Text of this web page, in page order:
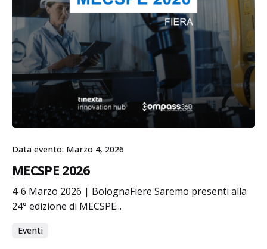
Data evento: Marzo 4, 2026
MECSPE 2026
4-6 Marzo 2026 | BolognaFiere Saremo presenti alla
24° edizione di MECSPE...
Eventi